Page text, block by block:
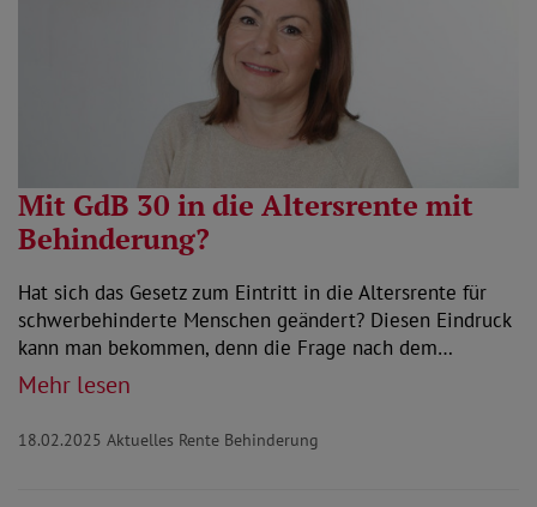
Mit GdB 30 in die Altersrente mit
Behinderung?
Hat sich das Gesetz zum Eintritt in die Altersrente für
schwerbehinderte Menschen geändert? Diesen Eindruck
kann man bekommen, denn die Frage nach dem…
Mehr lesen
18.02.2025 Aktuelles Rente Behinderung